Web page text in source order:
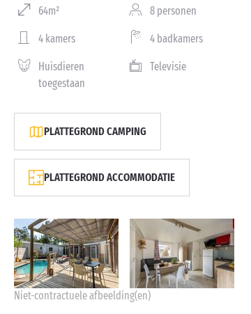
64m² 8 personen
4 kamers 4 badkamers
Huisdieren
toegestaan
Televisie
PLATTEGROND CAMPING
PLATTEGROND ACCOMMODATIE
Niet-contractuele afbeelding(en)